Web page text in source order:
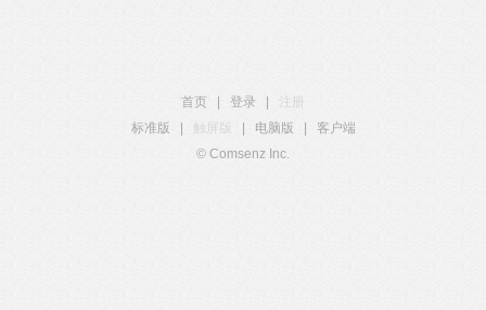
首页 登录
注册
标准版
触屏版 电脑版
客户端
© Comsenz Inc.